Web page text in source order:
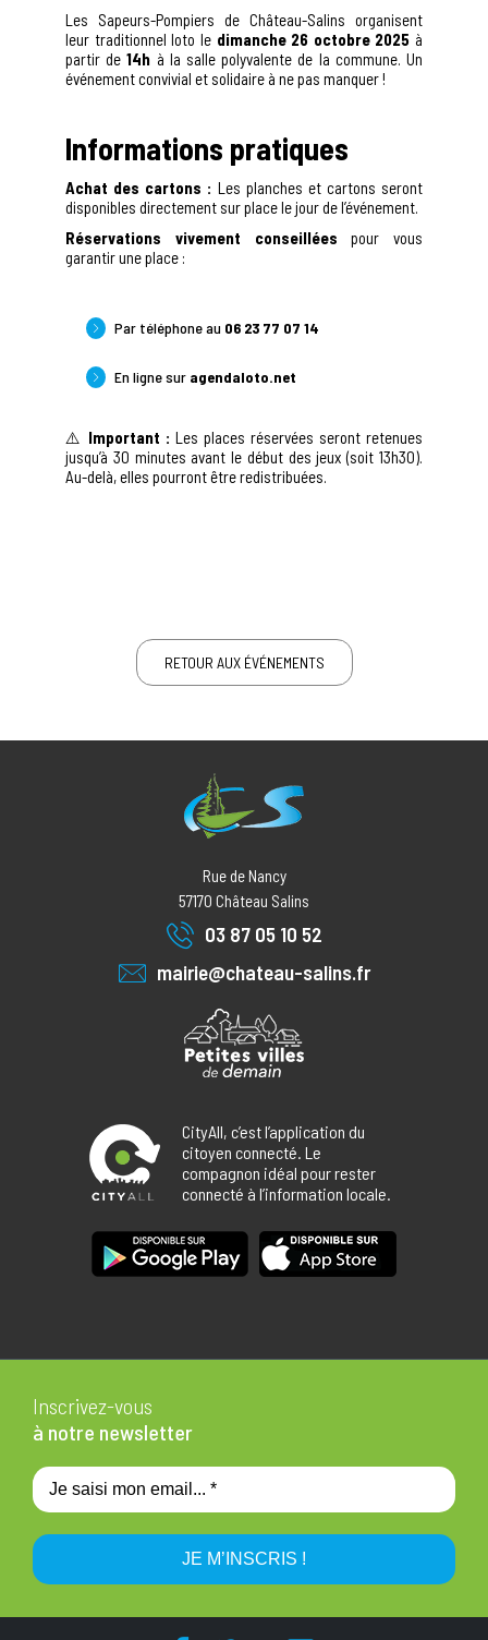
Les Sapeurs-Pompiers de Château-Salins organisent
leur traditionnel loto le dimanche 26 octobre 2025 à
partir de14h à la salle polyvalente de la commune. Un
événement convivial et solidaire à ne pas manquer !
Informations pratiques
Achat des cartons : Les planches et cartons seront
disponibles directement sur place le jour de l’événement.
Réservations vivement conseillées pour vous
garantir une place :
Par téléphone au 06 23 77 07 14
En ligne sur agendaloto.net
⚠️ Important : Les places réservées seront retenues
jusqu’à 30 minutes avant le début des jeux (soit 13h30).
Au-delà, elles pourront être redistribuées.
RETOUR AUX ÉVÉNEMENTS
Rue de Nancy
57170 Château Salins
03 87 05 10 52
mairie@chateau-salins.fr
CityAll, c’est l’application du
citoyen connecté. Le
compagnon idéal pour rester
connecté à l’information locale.
Inscrivez-vous
à notre newsletter